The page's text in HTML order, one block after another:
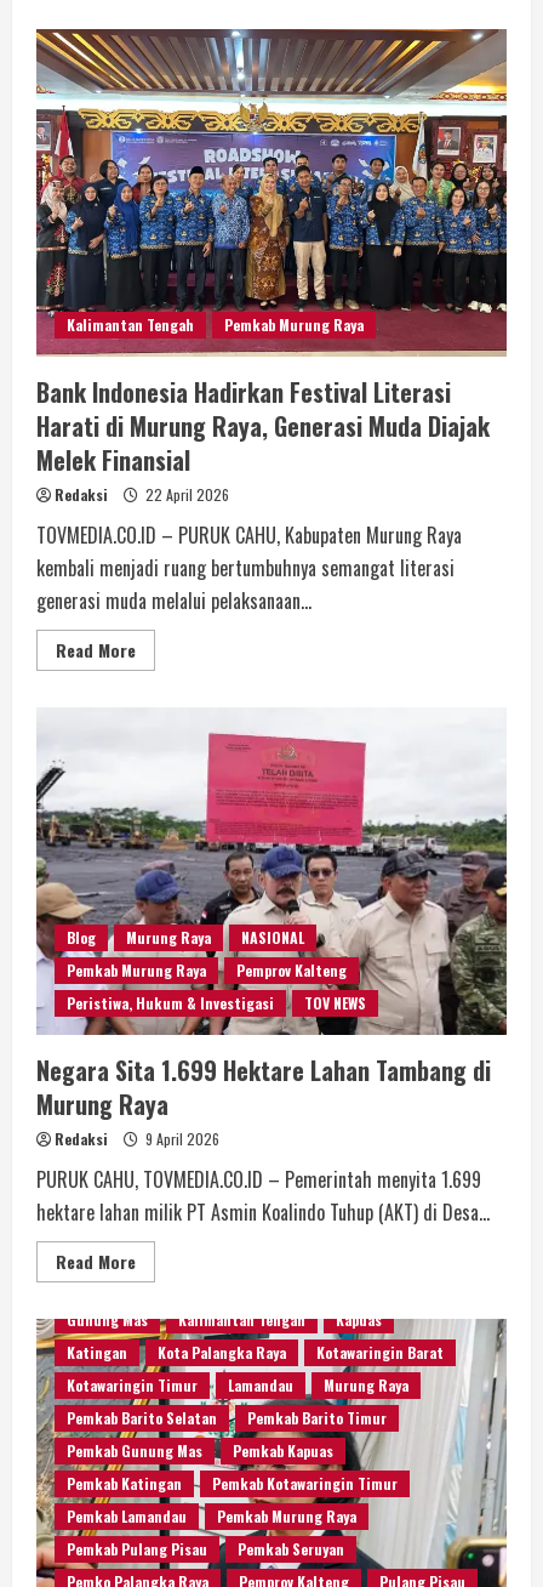
Kalimantan Tengah Pemkab Murung Raya
Bank Indonesia Hadirkan Festival Literasi
Harati di Murung Raya, Generasi Muda Diajak
Melek Finansial
Redaksi 22 April 2026
TOVMEDIA.CO.ID – PURUK CAHU, Kabupaten Murung Raya
kembali menjadi ruang bertumbuhnya semangat literasi
generasi muda melalui pelaksanaan...
Read More
Blog Murung Raya
NASIONAL
Pemkab Murung Raya
Pemprov Kalteng
Peristiwa, Hukum & Investigasi
TOV NEWS
Negara Sita 1.699 Hektare Lahan Tambang di
Murung Raya
Redaksi 9 April 2026
PURUK CAHU, TOVMEDIA.CO.ID – Pemerintah menyita 1.699
hektare lahan milik PT Asmin Koalindo Tuhup (AKT) di Desa...
Read More
Barito Selatan
Gunung Mas
Kalimantan Tengah
Kapuas
Katingan
Kota Palangka Raya
Kotawaringin Barat
Kotawaringin Timur
Lamandau
Murung Raya
Pemkab Barito Selatan
Pemkab Barito Timur
Pemkab Gunung Mas
Pemkab Kapuas
Pemkab Katingan
Pemkab Kotawaringin Timur
Pemkab Lamandau
Pemkab Murung Raya
Pemkab Pulang Pisau
Pemkab Seruyan
Pemko Palangka Raya
Pemprov Kalteng Pulang Pisau